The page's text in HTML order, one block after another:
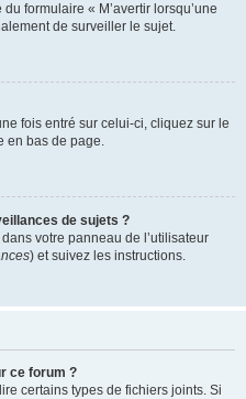
formulaire « M’avertir lorsqu’une
de surveiller le sujet.
fois entré sur celui-ci, cliquez sur le
en bas de page.
de sujets ?
votre panneau de l’utilisateur
) et suivez les instructions.
ce forum ?
certains types de fichiers joints. Si